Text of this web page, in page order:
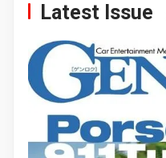
Latest Issue